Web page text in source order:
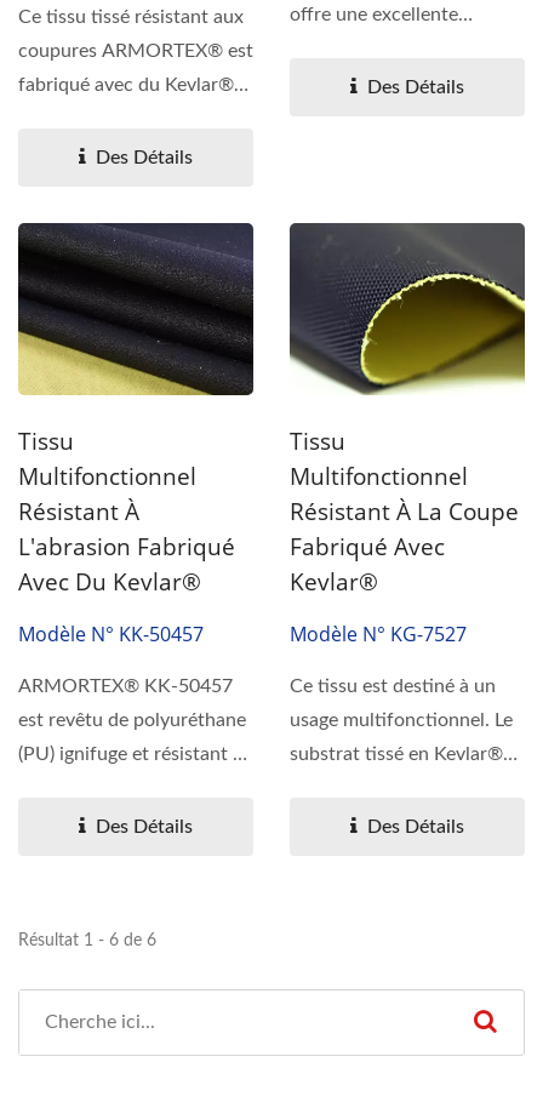
Ce tissu tissé résistant aux
coupures ARMORTEX® est
fabriqué avec du Kevlar®
Des Détails
offre une excellente
un chauffage...Des Détails
Tissu
Multifonctionnel
Résistant À
L'abrasion Fabriqué
Avec Du Kevlar®
Modèle N° KK-50457
ARMORTEX® KK-50457
est revêtu de polyuréthane
(PU) ignifuge et résistant à
Des Détails
Tissu
Multifonctionnel
Résistant À La Coupe
Fabriqué Avec
Kevlar®
Modèle N° KG-7527
Ce tissu est destiné à un
usage multifonctionnel. Le
substrat tissé en Kevlar®
Des Détails
Résultat 1 - 6 de 6